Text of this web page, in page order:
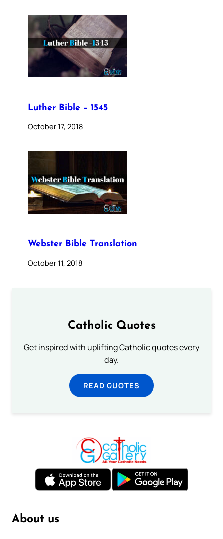
Luther Bible – 1545
October 17, 2018
Webster Bible Translation
October 11, 2018
Catholic Quotes
Get inspired with uplifting Catholic quotes every
day.
READ QUOTES
About us